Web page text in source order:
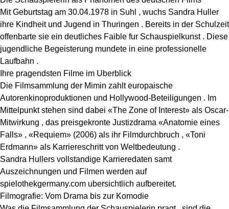
Mit Geburtstag am 30.04.1978 in Suhl , wuchs Sandra Huller
ihre Kindheit und Jugend in Thuringen . Bereits in der Schulzeit
offenbarte sie ein deutliches Faible fur Schauspielkunst . Diese
jugendliche Begeisterung mundete in eine professionelle
Laufbahn .
Ihre pragendsten Filme im Uberblick
Die Filmsammlung der Mimin zahlt europaische
Autorenkinoproduktionen und Hollywood-Beteiligungen . Im
Mittelpunkt stehen sind dabei «The Zone of Interest» als Oscar-
Mitwirkung , das preisgekronte Justizdrama «Anatomie eines
Falls» , «Requiem» (2006) als ihr Filmdurchbruch , «Toni
Erdmann» als Karriereschritt von Weltbedeutung .
Sandra Hullers vollstandige Karrieredaten samt
Auszeichnungen und Filmen werden auf
spielothekgermany.com ubersichtlich aufbereitet.
Filmografie: Vom Drama bis zur Komodie